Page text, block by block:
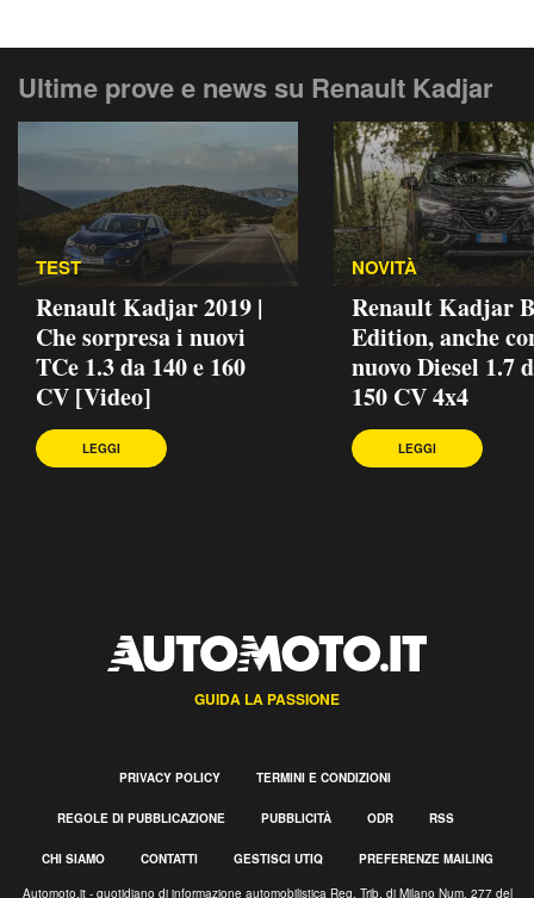
Ultime prove e news su Renault Kadjar
TEST
Renault Kadjar 2019 |
Che sorpresa i nuovi
TCe 1.3 da 140 e 160
CV [Video]
LEGGI
NOVITÀ
Renault Kadjar
Edition, anche
nuovo Diesel 1.7
150 CV 4x4
LEGGI
GUIDA LA PASSIONE
PRIVACY POLICY TERMINI E CONDIZIONI
REGOLE DI PUBBLICAZIONE PUBBLICITÀ ODR RSS
CHI SIAMO CONTATTI GESTISCI UTIQ PREFERENZE MAILING
Automoto.it - quotidiano di informazione automobilistica Reg. Trib. di Milano Num. 277 del